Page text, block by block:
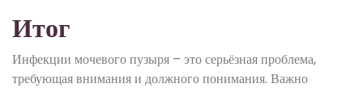
Итог
Инфекции мочевого пузыря – это серьёзная проблема,
требующая внимания и должного понимания. Важно